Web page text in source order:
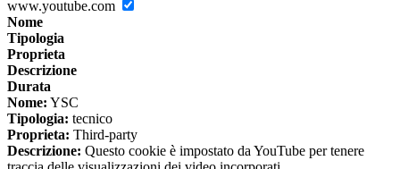
www.youtube.com
Nome
Tipologia
Proprieta
Descrizione
Durata
Nome: YSC
Tipologia: tecnico
Proprieta: Third-party
Descrizione: Questo cookie è impostato da YouTube per tenere